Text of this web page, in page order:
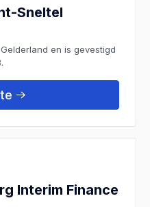
Sneltel
en is gevestigd
Interim Finance